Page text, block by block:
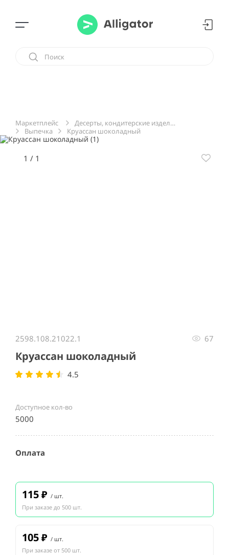
Маркетплейс
Десерты, кондитерские изделия, сладости
Выпечка
Круассан шоколадный
1 / 1
2598.108.21022.1 67
Круассан шоколадный
4.5
Доступное кол-во
5000
Оплата
115₽ / шт.
При заказе до 500 шт.
105₽ / шт.
При заказе от 500 шт.